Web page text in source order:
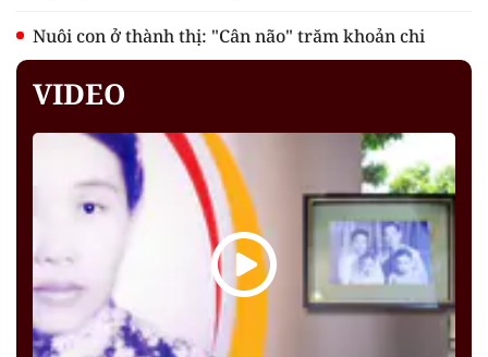
Nuôi con ở thành thị: "Cân não" trăm khoản chi
VIDEO